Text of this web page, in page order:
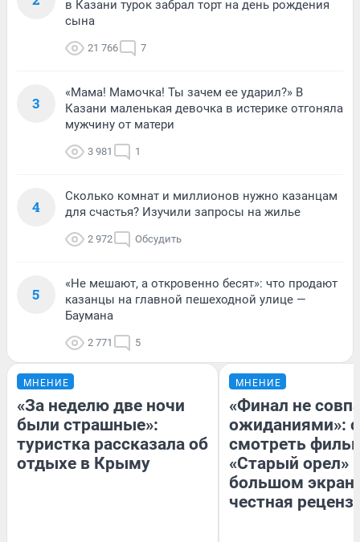
в Казани турок забрал торт на день рождения
сына
21 766 7
3
«Мама! Мамочка! Ты зачем ее ударил?» В
Казани маленькая девочка в истерике отгоняла
мужчину от матери
3 981 1
4
Сколько комнат и миллионов нужно казанцам
для счастья? Изучили запросы на жилье
2 972 Обсудить
5
«Не мешают, а откровенно бесят»: что продают
казанцы на главной пешеходной улице —
Баумана
2 771 5
МНЕНИЕ
«За неделю две ночи
были страшные»:
туристка рассказала об
отдыхе в Крыму
МНЕНИЕ
«Финал не
ожиданиями»:
смотреть
«Старый орел»
большом
честная